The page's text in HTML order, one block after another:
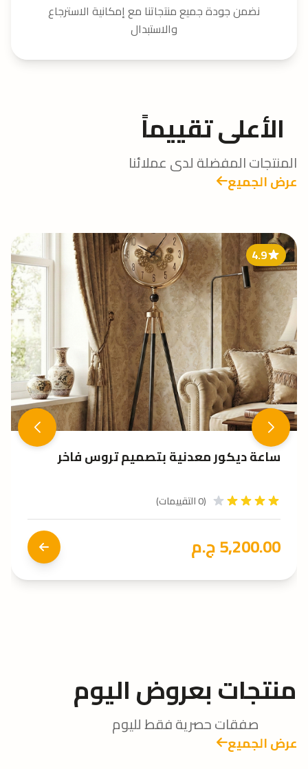
نضمن جودة جميع منتجاتنا مع إمكانية الاسترجاع
والاستبدال
الأعلى تقييماً
المنتجات المفضلة لدى عملائنا
عرض الجميع
تروس فاخر
4.4
نبات زينة صناعي
منتجات بعروض اليوم
صفقات حصرية فقط لليوم
عرض الجميع